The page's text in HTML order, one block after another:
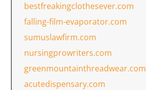
bestfreakingclothesever.com
falling-film-evaporator.com
sumuslawfirm.com
nursingprowriters.com
greenmountainthreadwear.com
acutedispensary.com